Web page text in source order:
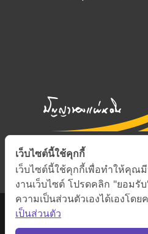
เว็บไซต์นี้ใช้คุกกี้
เว็บไซต์นี้ใช้คุกกี้เพื่อทำให้คุณ
งานเว็บไซต์ โปรดคลิก "ยอมรั
ความเป็นส่วนตัวเองได้เองโด
เป็นส่วนตัว